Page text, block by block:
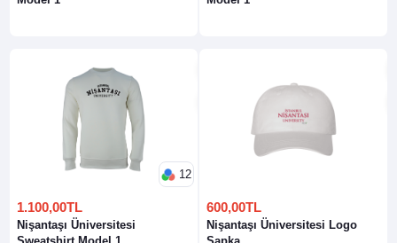
12
1.100,00TL
Nişantaşı Üniversitesi
600,00TL
Nişantaşı Üniversitesi Logo